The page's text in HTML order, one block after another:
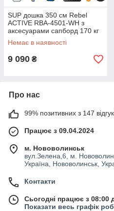
SUP дошка 350 см Rebel
ACTIVE RBA-4501-WH з
аксесуарами сапборд 170 кг
350 x 81 х 15 см White
Немає в наявності
9 090 ₴
Про нас
99% позитивних з 147
Працює з 09.04.2024
м. Нововолинськ
вул.Зелена,6, м.
Україна, Нововолинськ,
Контакти
Сьогодні працює з 08:00
Показати весь графік